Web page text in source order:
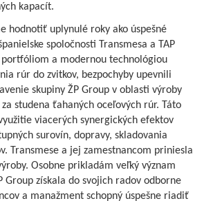
kapacít.
hodnotiť uplynulé roky ako úspešné
spoločnosti Transmesa a TAP
a modernou technológiou
rúr do zvitkov, bezpochyby upevnili
skupiny ŽP Group v oblasti výroby
studena ťahaných oceľových rúr. Táto
viacerých synergických efektov
surovín, dopravy, skladovania
Transmese a jej zamestnancom priniesla
Osobne prikladám veľký význam
Group získala do svojich radov odborne
a manažment schopný úspešne riadiť